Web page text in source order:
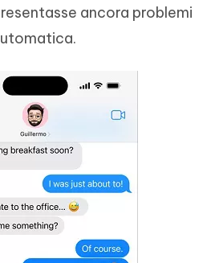
ancora problemi